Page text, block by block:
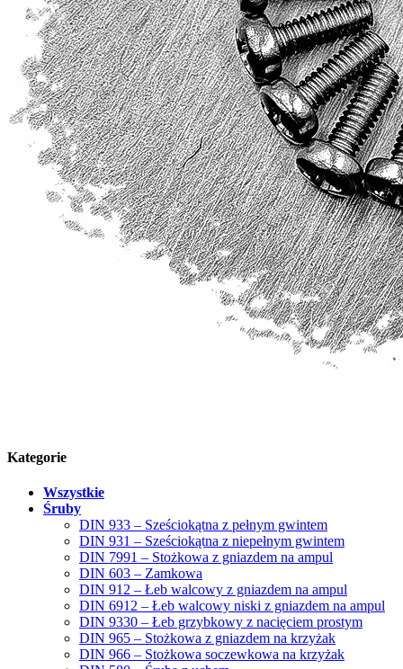
Kategorie
Wszystkie
Śruby
DIN 933 – Sześciokątna z pełnym gwintem
DIN 931 – Sześciokątna z niepełnym gwintem
DIN 7991 – Stożkowa z gniazdem na ampul
DIN 603 – Zamkowa
DIN 912 – Łeb walcowy z gniazdem na ampul
DIN 6912 – Łeb walcowy niski z gniazdem na ampul
DIN 9330 – Łeb grzybkowy z nacięciem prostym
DIN 965 – Stożkowa z gniazdem na krzyżak
DIN 966 – Stożkowa soczewkowa na krzyżak